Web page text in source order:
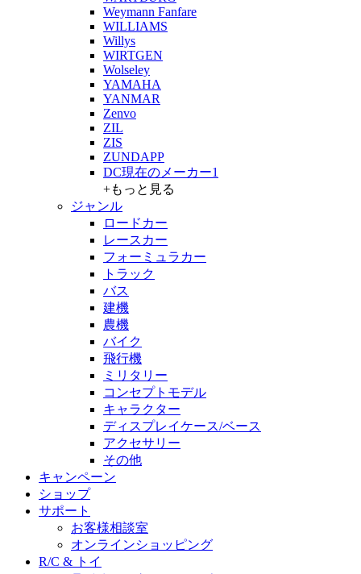
Weymann Fanfare
WILLIAMS
Willys
WIRTGEN
Wolseley
YAMAHA
YANMAR
Zenvo
ZIL
ZIS
ZUNDAPP
DC現在のメーカー1
+もっと見る
ジャンル
ロードカー
レースカー
フォーミュラカー
トラック
バス
建機
農機
バイク
飛行機
ミリタリー
コンセプトモデル
キャラクター
ディスプレイケース/ベース
アクセサリー
その他
キャンペーン
ショップ
サポート
お客様相談室
オンラインショッピング
R/C & トイ